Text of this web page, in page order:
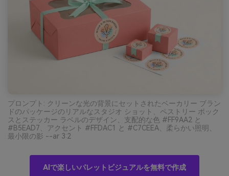
プロンプト: クリーンな光の背景にセットされたベーカリー ブラン
ドのパッケージのリアルなスタジオ ショット、ペストリー ボック
スとステッカー ラベルのデザイン、支配的な色 #FF9AA2 と
#B5EAD7、アクセント #FFDAC1 と #C7CEEA、柔らかい照明、
最小限の影 --ar 3:2
AIで楽しいパレットビジュアルを無料で作成